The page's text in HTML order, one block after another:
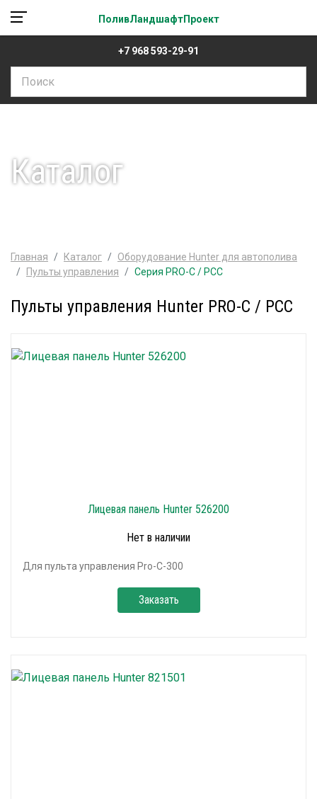
ПоливЛандшафтПроект
+7 968 593-29-91
Каталог
Главная Каталог
Оборудование Hunter для автополива
Пульты управления
Серия PRO-C / PCC
Пульты управления Hunter PRO-C / PCC
Лицевая панель Hunter 526200
Нет в наличии
Для пульта управления Pro-C-300
Заказать